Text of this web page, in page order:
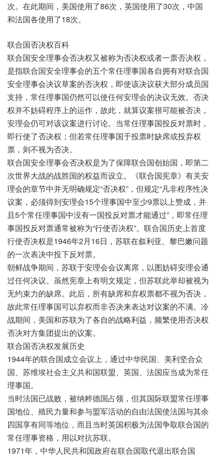
次。在此期间，美国使用了86次，英国使用了30次，中国
和法国各使用了18次。
联合国否决权百科
联合国安全理事会否决权又被称为否决权或者一票否决权，
是指联合国安全理事会的五个常任理事国各自拥有对联合国
安全理事会决议草案的否决权，即使该决议获大部分成员国
支持，常任理事国仍然可以使任何安理会的决议无效。否决
权并不妨碍程序上的运作，故此，就算议案很可能被否决，
安理会仍可对该议案进行讨论。当常任理事国投反对票时，
即行使了否决权；但若常任理事国于投票时缺席或投弃权
票，则不视为否决。
联合国安全理事会否决权是为了保障联合国创始国，即第二
次世界大战的战胜国的权益而设立。《联合国宪章》有关安
理会的章节中并无明确规定“否决权”，但规定“凡非程序性决
议案，必须得到安理会15个理事国中至少9票以上赞成，并
且5个常任理事国中没有一国投反对票才能通过”，即常任理
事国投反对票通常被称为“行使否决权”。联合国历史上首度
行使否决权是1946年2月16日，苏联在叙利亚、黎巴嫩问题
的一次表决中投下反对票。
朝鲜战争期间，苏联于安理会会议离席，以图妨碍安理会通
过任何决议。虽然宪章上有明文规定，但苏联此举却被视为
无约束力的缺席。此后，所有缺席和弃权票都不视为否决，
故此常任理事国可以弃权而非否决来表达对议案的不满。冷
战期间，美国和苏联为了各自的战略利益，频繁使用否决权
否决对方集团提出的议案。
联合国否决权发展历史
1944年的联合国成立会议上，通过中华民国、美利坚合众
国、苏维埃社会主义共和国联盟、英国、法国应当成为常任
理事国。
当时法国已战败，被纳粹德国占领，但其国际联盟常任理事
国地位、殖民力量和参与盟军活动的自由法国使法国与其余
四国享有同等地位，而且当时英国积极为法国争取联合国的
常任理事资格，用以对抗苏联。
1971年，中华人民共和国政府在联合国取代退出联合国